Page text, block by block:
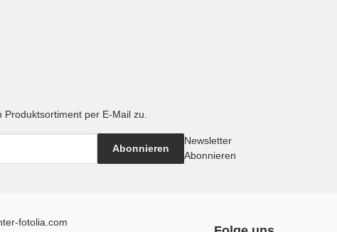
per E-Mail zu.
Abonnieren
Newsletter
Abonnieren
fotolia.com